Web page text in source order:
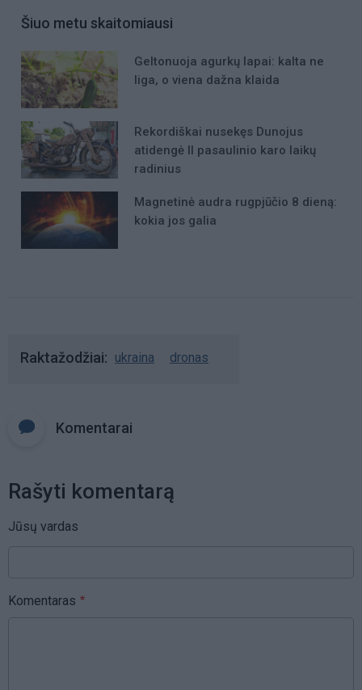
Šiuo metu skaitomiausi
Geltonuoja agurkų lapai: kalta ne
liga, o viena dažna klaida
Rekordiškai nusekęs Dunojus
atidengė II pasaulinio karo laikų
radinius
Magnetinė audra rugpjūčio 8 dieną:
kokia jos galia
Raktažodžiai ukraina dronas
Komentarai
Rašyti komentarą
Jūsų vardas
Komentaras